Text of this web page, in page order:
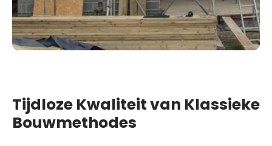
Tijdloze Kwaliteit van Klassieke
Bouwmethodes